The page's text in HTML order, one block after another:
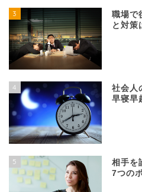
3
職場で
と対策
4
社会人
早寝早
5
相手を
7つの